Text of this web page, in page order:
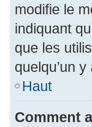
modifie le
indiquant
que les
quelqu’un
Haut
Comment